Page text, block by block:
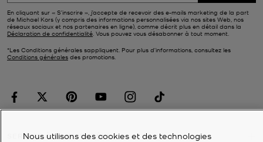
En cliquant sur « S’inscrire », j’accepte de recevoir des e-mails marketing de la part
de Michael Kors (y compris des informations personnalisées via nos sites Web, nos
réseaux sociaux et nos partenaires en ligne), comme décrit plus en détail dans la
Déclaration de confidentialité. Vous pouvez vous désabonner à tout moment.
*Les Conditions générales sappliquent. Pour plus d’informations, consultez les
Conditions générales des promotions.
SERVICE À LA CLIENTÈLE
Nous utilisons des cookies et des technologies